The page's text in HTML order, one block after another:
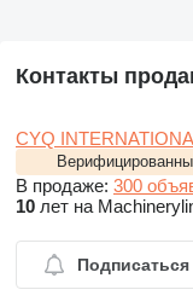
Контакты
CYQ
В продаже: 300
10 лет на